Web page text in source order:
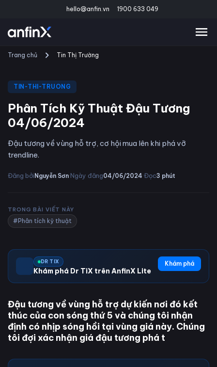
hello@anfin.vn 1900 633 049
Trang chủ Tin Thị Trường
TIN-THI-TRUONG
Phân Tích Kỹ Thuật Đậu Tương
04/06/2024
Đậu tương về vùng hỗ trợ, cơ hội mua lên khi phá vỡ
trendline.
Đăng bởiNguyễn Sơn·Ngày đăng04/06/2024·Đọc3 phút
TRONG BÀI VIẾT NÀY
#Phân tích kỹ thuật
DR TIX
Khám phá Dr TiX trên AnfinX Lite
Khám phá
Đậu tương về vùng hỗ trợ dự kiến nơi đó kết
thúc của con sóng thứ 5 và chúng tôi nhận
định có nhịp sóng hồi tại vùng giá này. Chúng
tôi đợi xác nhận giá đậu tương phá t